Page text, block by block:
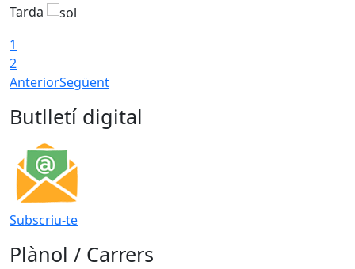
Tarda
1
2
AnteriorSegüent
Butlletí digital
Subscriu-te
Plànol / Carrers